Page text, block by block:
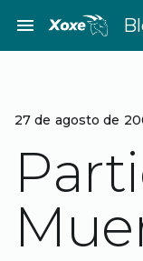
contenido
menu
27 de agosto de